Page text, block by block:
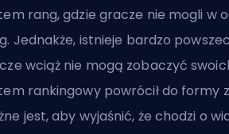
rang, gdzie gracze nie mogli w
Jednakże, istnieje bardzo
wciąż nie mogą zobaczyć
rankingowy powrócił do formy
jest, aby wyjaśnić, że chodzi o